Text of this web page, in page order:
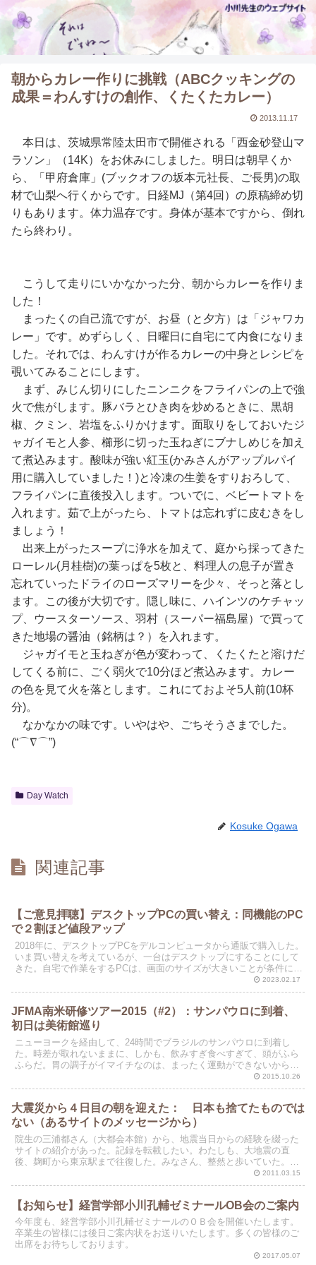
朝からカレー作りに挑戦（ABCクッキングの
成果＝わんすけの創作、くたくたカレー）
2013.11.17
本日は、茨城県常陸太田市で開催される「西金砂登山マ
ラソン」（14K）をお休みにしました。明日は朝早くか
ら、「甲府倉庫」(ブックオフの坂本元社長、ご長男)の取
材で山梨へ行くからです。日経MJ（第4回）の原稿締め切
りもあります。体力温存です。身体が基本ですから、倒れ
たら終わり。
こうして走りにいかなかった分、朝からカレーを作りま
した！
まったくの自己流ですが、お昼（と夕方）は「ジャワカ
レー」です。めずらしく、日曜日に自宅にて内食になりま
した。それでは、わんすけが作るカレーの中身とレシピを
覗いてみることにします。
まず、みじん切りにしたニンニクをフライパンの上で強
火で焦がします。豚バラとひき肉を炒めるときに、黒胡
椒、クミン、岩塩をふりかけます。面取りをしておいたジ
ャガイモと人参、櫛形に切った玉ねぎにブナしめじを加え
て煮込みます。酸味が強い紅玉(かみさんがアップルパイ
用に購入していました！)と冷凍の生姜をすりおろして、
フライパンに直後投入します。ついでに、ベビートマトを
入れます。茹で上がったら、トマトは忘れずに皮むきをし
ましょう！
出来上がったスープに浄水を加えて、庭から採ってきた
ローレル(月桂樹)の葉っぱを5枚と、料理人の息子が置き
忘れていったドライのローズマリーを少々、そっと落とし
ます。この後が大切です。隠し味に、ハインツのケチャッ
プ、ウースターソース、羽村（スーパー福島屋）で買って
きた地場の醤油（銘柄は？）を入れます。
ジャガイモと玉ねぎが色が変わって、くたくたと溶けだ
してくる前に、ごく弱火で10分ほど煮込みます。カレー
の色を見て火を落とします。これにておよそ5人前(10杯
分)。
なかなかの味です。いやはや、ごちそうさまでした。
(“⌒∇⌒”)
Day Watch
Kosuke Ogawa
関連記事
【ご意見拝聴】デスクトップPCの買い替え：同機能のPC
で２割ほど値段アップ
2018年に、デスクトップPCをデルコンピュータから通販で購入した。
いま買い替えを考えているが、一台はデスクトップにすることにして
きた。自宅で作業をするPCは、画面のサイズが大きいことが条件にな
2023.02.17
JFMA南米研修ツアー2015（#2）：サンパウロに到着、
初日は美術館巡り
ニューヨークを経由して、24時間でブラジルのサンパウロに到着し
た。時差が取れないままに、しかも、飲みすぎ食べすぎて、頭がふら
ふらだ。胃の調子がイマイチなのは、まったく運動ができないから
だ。外を走るのは危険で、このホテルにジムもプールもついて...2015.10.26
大震災から４日目の朝を迎えた： 日本も捨てたものでは
ない（あるサイトのメッセージから）
院生の三浦都さん（大都会本館）から、地震当日からの経験を綴った
サイトの紹介があった。記録を転載したい。わたしも、大地震の直
後、麹町から東京駅まで往復した。みなさん、整然と歩いていた。他
人を押しのけたり、大声を上げるひとは誰一人としていなかっ...2011.03.15
【お知らせ】経営学部小川孔輔ゼミナールOB会のご案内
今年度も、経営学部小川孔輔ゼミナールのＯＢ会を開催いたします。
卒業生の皆様には後日ご案内状をお送りいたします。多くの皆様のご
出席をお待ちしております。
2017.05.07